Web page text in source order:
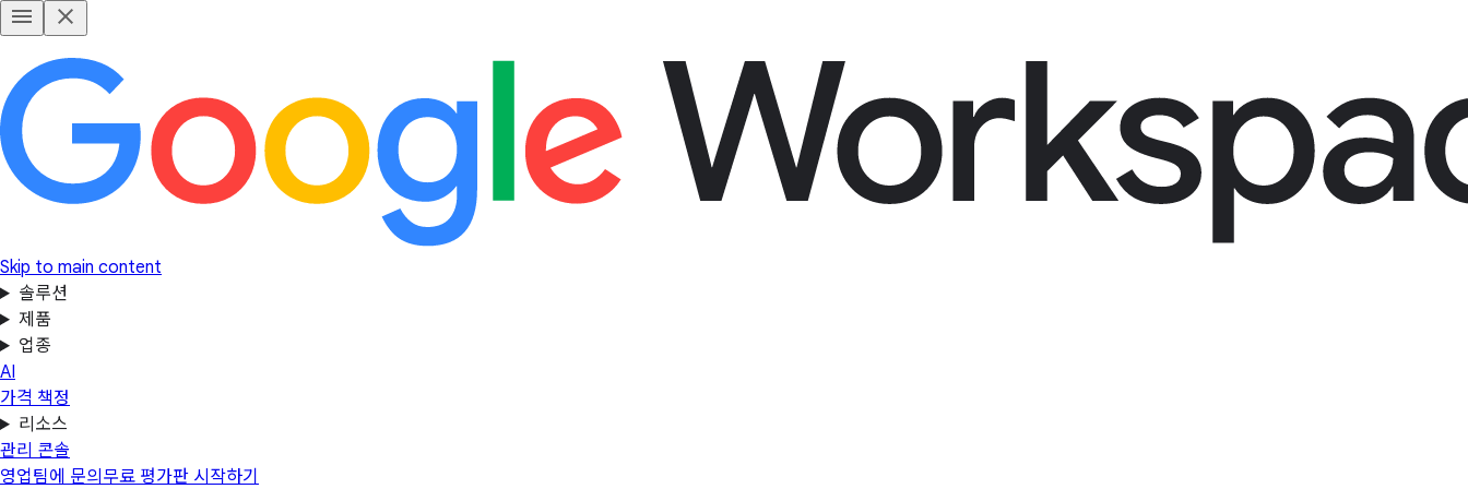
Skip to main content
솔루션
제품
업종
AI
가격 책정
리소스
관리 콘솔
영업팀에 문의 무료 평가판 시작하기